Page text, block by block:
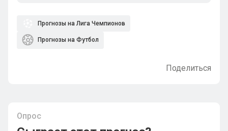
Прогнозы на Лига Чемпионов
Прогнозы на Футбол
Поделиться
Опрос